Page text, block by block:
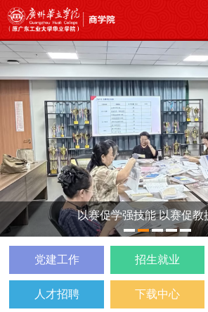
以赛促学强技能 以赛促教
1
2 3 4
5
党建工作
招生就业
人才招聘 下载中心